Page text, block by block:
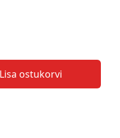
Lisa ostukorvi